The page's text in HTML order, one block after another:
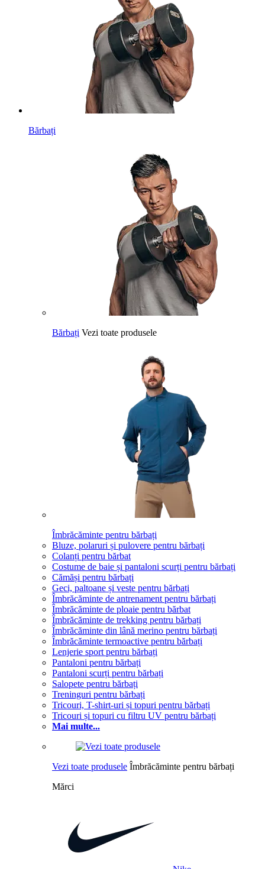
Bărbați
Bărbați Vezi toate produsele
Îmbrăcăminte pentru bărbați
Bluze, polaruri și pulovere pentru bărbați
Colanți pentru bărbat
Costume de baie și pantaloni scurți pentru bărbați
Cămăși pentru bărbați
Geci, paltoane și veste pentru bărbați
Îmbrăcăminte de antrenament pentru bărbați
Îmbrăcăminte de ploaie pentru bărbat
Îmbrăcăminte de trekking pentru bărbați
Îmbrăcăminte din lână merino pentru bărbați
Îmbrăcăminte termoactive pentru bărbați
Lenjerie sport pentru bărbați
Pantaloni pentru bărbați
Pantaloni scurți pentru bărbați
Salopete pentru bărbați
Treninguri pentru bărbați
Tricouri, T-shirt-uri și topuri pentru bărbați
Tricouri și topuri cu filtru UV pentru bărbați
Mai multe...
Vezi toate produsele Îmbrăcăminte pentru bărbați
Mărci